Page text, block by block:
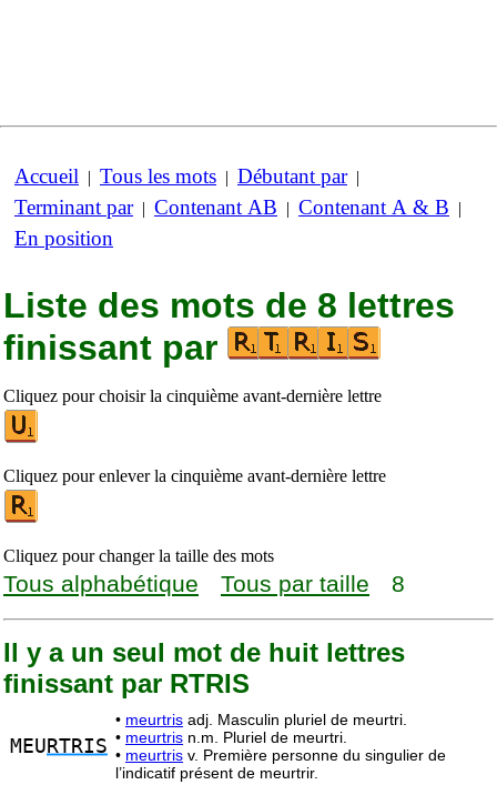
Accueil | Tous les mots | Débutant par|
Terminant par| Contenant AB | Contenant A & B |
En position
Liste des mots de 8 lettres
finissant par
Cliquez pour choisir la cinquième avant-dernière lettre
Cliquez pour enlever la cinquième avant-dernière lettre
Cliquez pour changer la taille des mots
Tous alphabétique Tous par taille 8
Il y a un seul mot de huit lettres
finissant par RTRIS
MEU RTRIS
• meurtris adj. Masculin pluriel de meurtri.
• meurtris n.m. Pluriel de meurtri.
• meurtris v. Première personne du singulier de
l’indicatif présent de meurtrir.